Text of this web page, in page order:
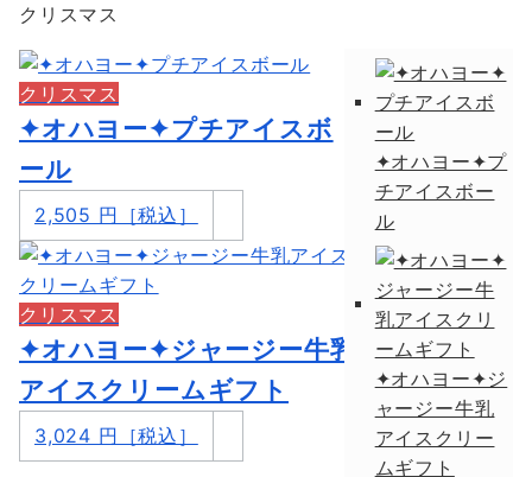
クリスマス
クリスマス
✦オハヨー✦プチアイスボ
ール
2,505 円［税込］
クリスマス
✦オハヨー✦ジャージー牛乳
アイスクリームギフト
3,024 円［税込］
✦オハヨー✦プ
チアイスボー
ル
✦オハヨー✦ジ
ャージー牛乳
アイスクリー
ムギフト